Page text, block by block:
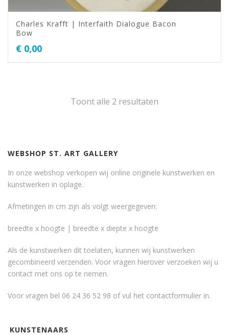
Charles Krafft | Interfaith Dialogue Bacon
Bow
€ 0,00
Toont alle 2 resultaten
WEBSHOP ST. ART GALLERY
In onze webshop verkopen wij online originele kunstwerken en
kunstwerken in oplage.
Afmetingen in cm zijn als volgt weergegeven:
breedte x hoogte | breedte x diepte x hoogte
Als de kunstwerken dit toelaten, kunnen wij kunstwerken
gecombineerd verzenden. Voor vragen hierover verzoeken wij u
contact met ons op te nemen.
Voor vragen bel 06 24 36 52 98 of vul het contactformulier in.
KUNSTENAARS